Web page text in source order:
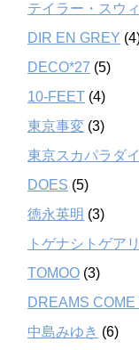
テイラー・スウ
DIR EN GREY
DECO*27 (5)
10-FEET (4)
東京事変 (3)
東京スカパラダ
DOES (5)
徳永英明 (3)
トゲナシトゲアリ
TOMOO (3)
DREAMS COME
中島みゆき (6)